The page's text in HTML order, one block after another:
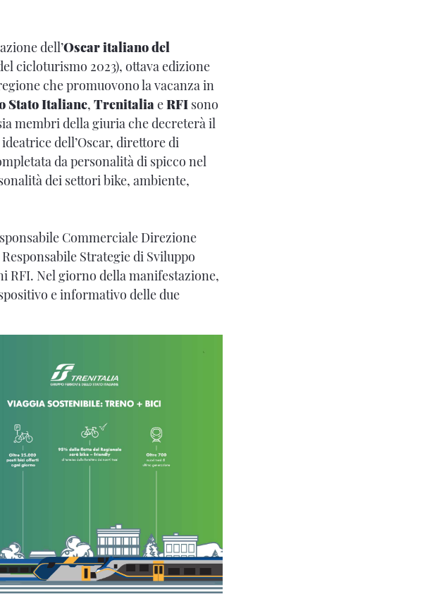
dell’Oscar italiano del
cicloturismo 2023), ottava edizione
che promuovono la vacanza in
Stato Italiane, TrenitaliaeRFI sono
membri della giuria che decreterà il
ideatrice dell’Oscar, direttore di
da personalità di spicco nel
dei settori bike, ambiente,
Commerciale Direzione
Responsabile Strategie di Sviluppo
RFI. Nel giorno della manifestazione,
e informativo delle due